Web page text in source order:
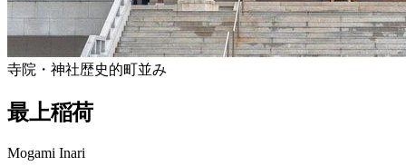
寺院・神社歴史的町並み
最上稲荷
Mogami Inari